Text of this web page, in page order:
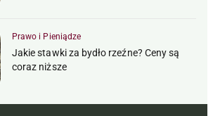
Prawo i Pieniądze
Jakie stawki za bydło rzeźne? Ceny są
coraz niższe